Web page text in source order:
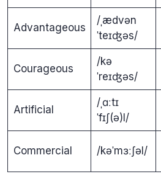
Advantageous
/ˌædvən
ˈteɪʤəs/
Courageous
/kə
ˈreɪʤəs/
Artificial
/ˌɑːtɪ
ˈfɪʃ(ə)l/
Commercial /kəˈmɜːʃəl/